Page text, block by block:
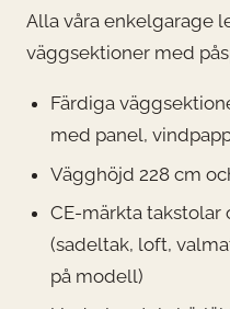
Alla våra enkelgarage
väggsektioner med
Färdiga
med panel,
Vägghöjd 228 cm
CE-märkta takstolar
(sadeltak, loft,
på modell)